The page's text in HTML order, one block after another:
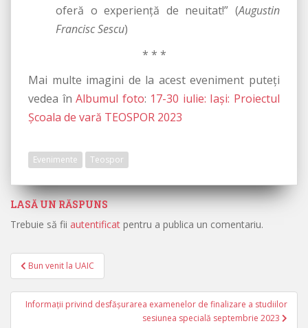
oferă o experienţă de neuitat!” (Augustin
Francisc Sescu)
* * *
Mai multe imagini de la acest eveniment puteţi
vedea înAlbumul foto: 17-30 iulie: Iaşi: Proiectul
Şcoala de vară TEOSPOR 2023
Evenimente Teospor
LASĂ UN RĂSPUNS
Trebuie să fii autentificat pentru a publica un comentariu.
Navigare în articole
Bun venit la UAIC
Informații privind desfășurarea examenelor de finalizare a studiilor
sesiunea specială septembrie 2023